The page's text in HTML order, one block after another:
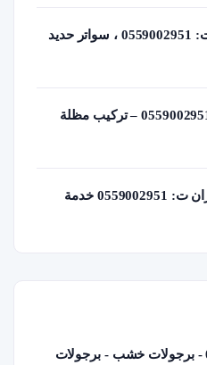
تركيب سواتر حديد الظهران ت: 0559002951 ، سواتر حديد
مظلات خرانات القطيف ت: 0559002951 – تركيب مظلة
مظلات جلسات خارجية الظهران ت: 0559002951 خدمة
برجولات الدمام 0559002951 - برجولات خشب - برجولات